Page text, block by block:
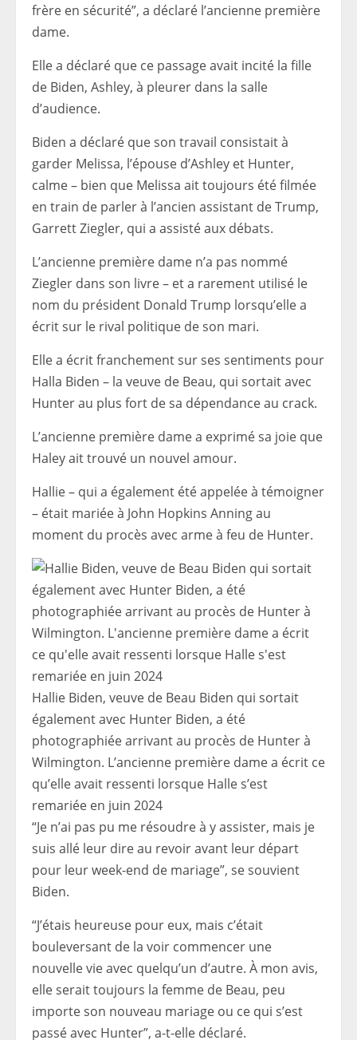
frère en sécurité”, a déclaré l’ancienne première
dame.
Elle a déclaré que ce passage avait incité la fille
de Biden, Ashley, à pleurer dans la salle
d’audience.
Biden a déclaré que son travail consistait à
garder Melissa, l’épouse d’Ashley et Hunter,
calme – bien que Melissa ait toujours été filmée
en train de parler à l’ancien assistant de Trump,
Garrett Ziegler, qui a assisté aux débats.
L’ancienne première dame n’a pas nommé
Ziegler dans son livre – et a rarement utilisé le
nom du président Donald Trump lorsqu’elle a
écrit sur le rival politique de son mari.
Elle a écrit franchement sur ses sentiments pour
Halla Biden – la veuve de Beau, qui sortait avec
Hunter au plus fort de sa dépendance au crack.
L’ancienne première dame a exprimé sa joie que
Haley ait trouvé un nouvel amour.
Hallie – qui a également été appelée à témoigner
– était mariée à John Hopkins Anning au
moment du procès avec arme à feu de Hunter.
Hallie Biden, veuve de Beau Biden qui sortait
également avec Hunter Biden, a été
photographiée arrivant au procès de Hunter à
Wilmington. L’ancienne première dame a écrit ce
qu’elle avait ressenti lorsque Halle s’est
remariée en juin 2024
“Je n’ai pas pu me résoudre à y assister, mais je
suis allé leur dire au revoir avant leur départ
pour leur week-end de mariage”, se souvient
Biden.
“J’étais heureuse pour eux, mais c’était
bouleversant de la voir commencer une
nouvelle vie avec quelqu’un d’autre. À mon avis,
elle serait toujours la femme de Beau, peu
importe son nouveau mariage ou ce qui s’est
passé avec Hunter”, a-t-elle déclaré.